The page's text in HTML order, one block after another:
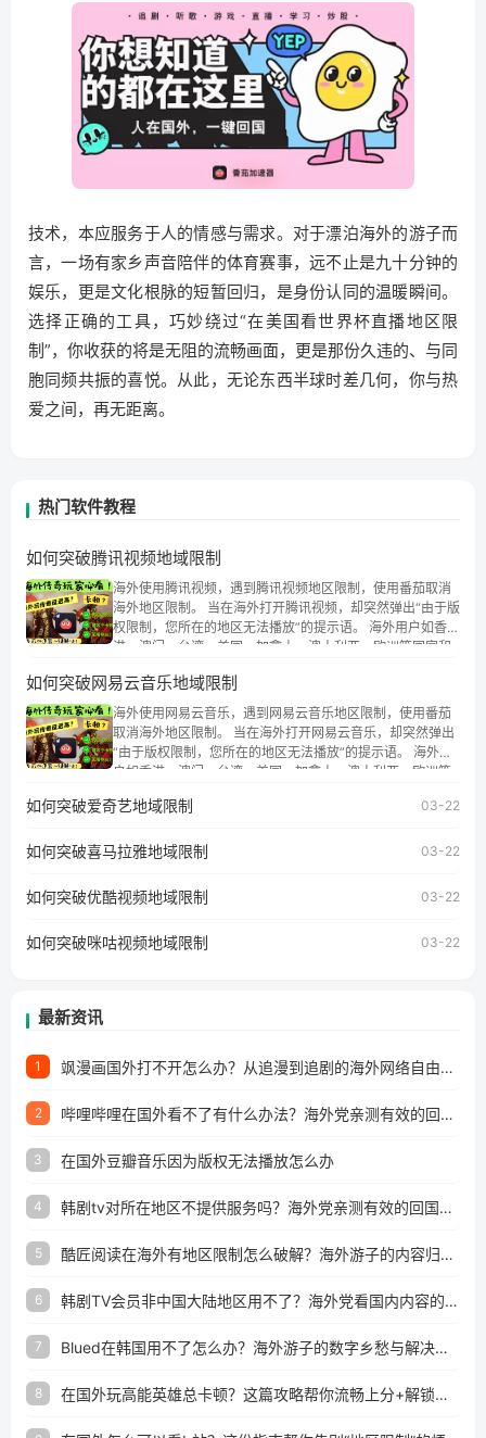
技术，本应服务于人的情感与需求。对于漂泊海外的游子而
言，一场有家乡声音陪伴的体育赛事，远不止是九十分钟的
娱乐，更是文化根脉的短暂回归，是身份认同的温暖瞬间。
选择正确的工具，巧妙绕过“在美国看世界杯直播地区限
制”，你收获的将是无阻的流畅画面，更是那份久违的、与同
胞同频共振的喜悦。从此，无论东西半球时差几何，你与热
爱之间，再无距离。
热门软件教程
如何突破腾讯视频地域限制
海外使用腾讯视频，遇到腾讯视频地区限制，使用番茄取消
海外地区限制。 当在海外打开腾讯视频，却突然弹出“由于版
权限制，您所在的地区无法播放”的提示语。 海外用户如香
港、澳门、台湾、美国、加拿大、澳大利亚、欧洲等国家和
权限制问题，且仅能在中国大陆地区播放。 遇到这个问题的
朋友们，使用番茄回国加速器，即可解决「海外用户收听腾
讯视频地区版权限制」的问题，无论人在香港、澳门、台
湾、美国、加拿大、澳大利亚、欧洲等国家和地区工作、留
学、定居等，都可以使用，不再因地区和版权限制所困扰。
如何突破网易云音乐地域限制
海外使用网易云音乐，遇到网易云音乐地区限制，使用番茄
取消海外地区限制。 当在海外打开网易云音乐，却突然弹出
“由于版权限制，您所在的地区无法播放”的提示语。 海外用
户如香港、澳门、台湾、美国、加拿大、澳大利亚、欧洲等
地区及版权限制问题，且仅能在中国大陆地区播放。 遇到这
户收听网易云音乐地区版权限制」的问题，无论人在香港、
工作、留学、定居等，都可以使用，不再因地区和版权限制
所困扰。
如何突破爱奇艺地域限制 03-22
如何突破喜马拉雅地域限制 03-22
如何突破优酷视频地域限制 03-22
如何突破咪咕视频地域限制 03-22
最新资讯
1 飒漫画国外打不开怎么办？从追漫到追剧的海外网络自由之路
2 哔哩哔哩在国外看不了有什么办法？海外党亲测有效的回国加速解决方案
3 在国外豆瓣音乐因为版权无法播放怎么办
4 韩剧tv对所在地区不提供服务吗？海外党亲测有效的回国加速解决方案
5 酷匠阅读在海外有地区限制怎么破解？海外游子的内容归乡路
6 韩剧TV会员非中国大陆地区用不了？海外党看国内内容的加速器选择指南
7 Blued在韩国用不了怎么办？海外游子的数字乡愁与解决方案
8 在国外玩高能英雄总卡顿？这篇攻略帮你流畅上分+解锁国内影音自由